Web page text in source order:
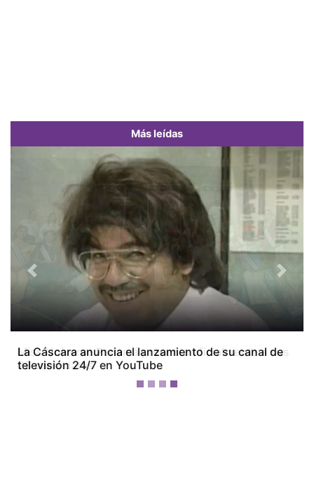
Más leídas
Miss Universe Panamá presenta oficialmente a sus
28 candidatas
Previous Next